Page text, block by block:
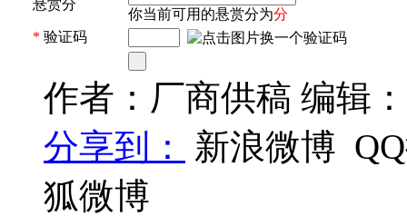
悬赏分
你当前可用的悬赏分为分
* 验证码
作者：厂商供稿 编辑
分享到：
新浪微博
狐微博